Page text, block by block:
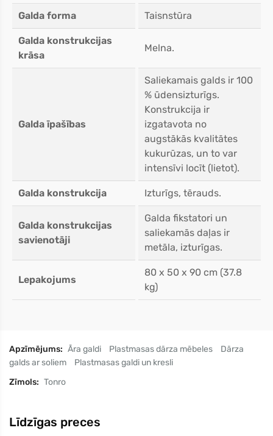
Galda forma Taisnstūra
Galda konstrukcijas
krāsa
Melna.
Galda īpašības
Saliekamais galds ir 100
% ūdensizturīgs.
Konstrukcija ir
izgatavota no
augstākās kvalitātes
kukurūzas, un to var
intensīvi locīt (lietot).
Galda konstrukcija Izturīgs, tērauds.
Galda konstrukcijas
savienotāji
Galda fikstatori un
saliekamās daļas ir
metāla, izturīgas.
Lepakojums
80 x 50 x 90 cm (37.8
kg)
Apzīmējums: Āra galdi Plastmasas dārza mēbeles
Dārza
galds ar soliem
Plastmasas galdi un kresli
Zīmols: Tonro
Līdzīgas preces